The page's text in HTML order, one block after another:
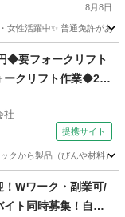
8月8日
女性活躍中✨ 普通免許が
◆要フォークリフト
ークリフト作業◆20
社
提携サイト
クから製品（びんや材料）
！Wワーク・副業可/
ト同時募集！自由